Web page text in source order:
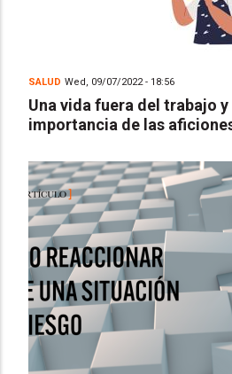
SALUD Wed, 09/07/2022 - 18:56
Una vida fuera del trabajo
importancia de las